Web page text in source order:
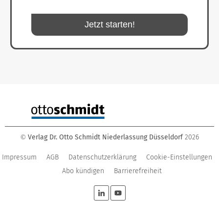
Jetzt starten!
© Verlag Dr. Otto Schmidt Niederlassung Düsseldorf 2026
Impressum AGB Datenschutzerklärung
Cookie-Einstellungen
Abo kündigen
Barrierefreiheit